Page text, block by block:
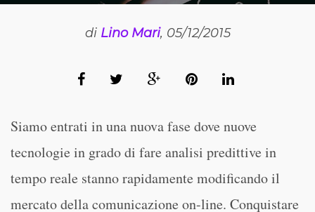
di Lino Mari, 05/12/2015
Siamo entrati in una nuova fase dove nuove
tecnologie in grado di fare analisi predittive in
tempo reale stanno rapidamente modificando il
mercato della comunicazione on-line. Conquistare